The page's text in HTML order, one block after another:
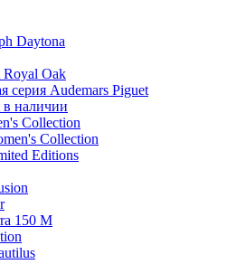
Daytona
Royal Oak
серия Audemars Piguet
в наличии
Collection
Collection
Editions
150 M